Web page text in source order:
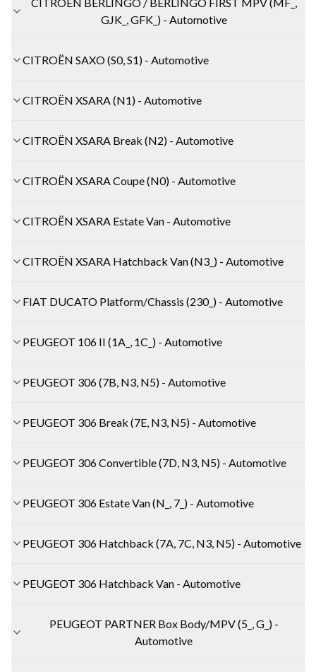
GJK_, GFK_) - Automotive
CITROËN SAXO (S0, S1) - Automotive
CITROËN XSARA (N1) - Automotive
CITROËN XSARA Break (N2) - Automotive
CITROËN XSARA Coupe (N0) - Automotive
CITROËN XSARA Estate Van - Automotive
CITROËN XSARA Hatchback Van (N3_) - Automotive
FIAT DUCATO Platform/Chassis (230_) - Automotive
PEUGEOT 106 II (1A_, 1C_) - Automotive
PEUGEOT 306 (7B, N3, N5) - Automotive
PEUGEOT 306 Break (7E, N3, N5) - Automotive
PEUGEOT 306 Convertible (7D, N3, N5) - Automotive
PEUGEOT 306 Estate Van (N_, 7_) - Automotive
PEUGEOT 306 Hatchback (7A, 7C, N3, N5) - Automotive
PEUGEOT 306 Hatchback Van - Automotive
PEUGEOT PARTNER Box Body/MPV (5_, G_) -
Automotive